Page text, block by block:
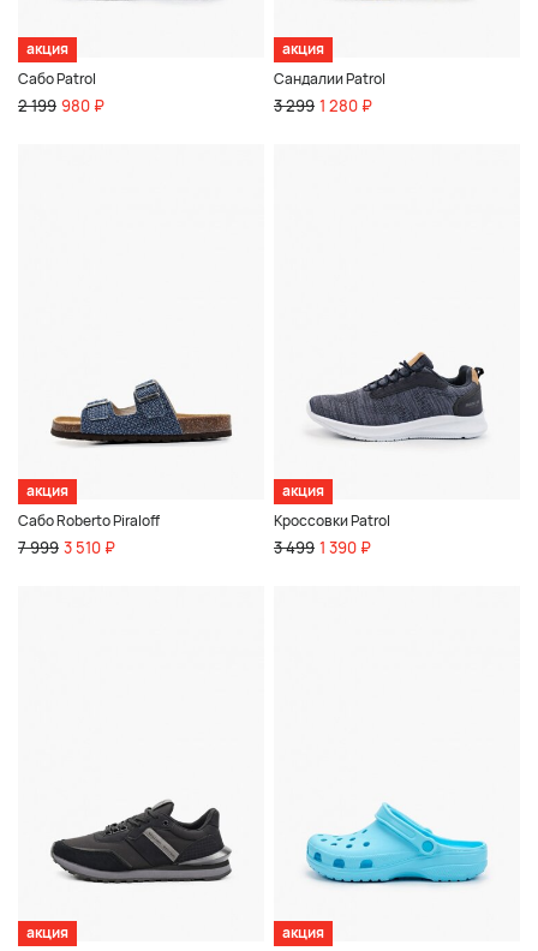
акция
Сабо Patrol
2 199 980 ₽
акция
Сандалии Patrol
3 299 1 280 ₽
акция
Сабо Roberto Piraloff
7 999 3 510 ₽
акция
Кроссовки Patrol
3 499 1 390 ₽
акция акция